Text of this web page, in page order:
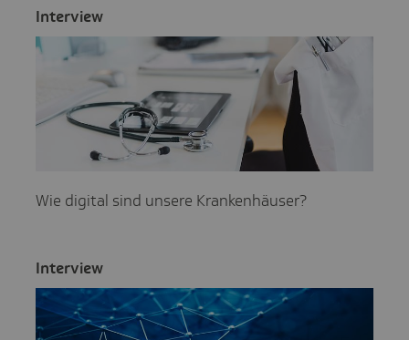
Inter­view
Wie digital sind unsere Krankenhäuser?
Inter­view